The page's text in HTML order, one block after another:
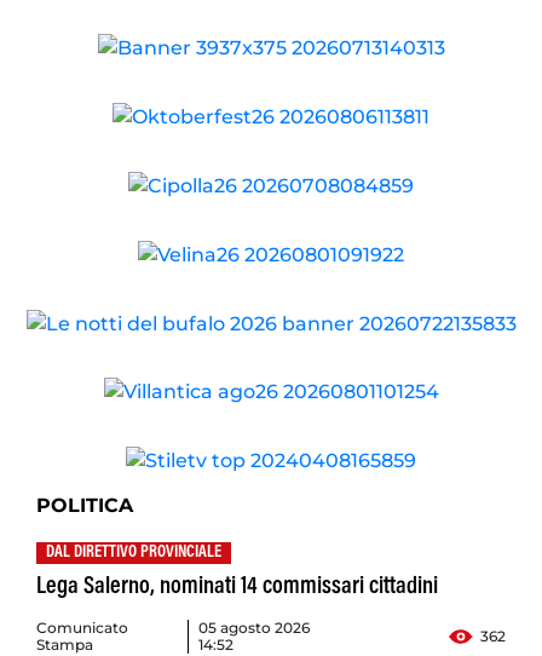
POLITICA
DAL DIRETTIVO PROVINCIALE
Lega Salerno, nominati 14 commissari cittadini
Comunicato
Stampa
05 agosto 2026
14:52
362